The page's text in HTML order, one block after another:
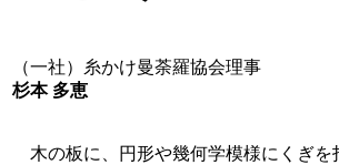
（一社）糸かけ曼荼羅協会理事
杉本 多恵
木の板に、円形や幾何学模様にくぎを